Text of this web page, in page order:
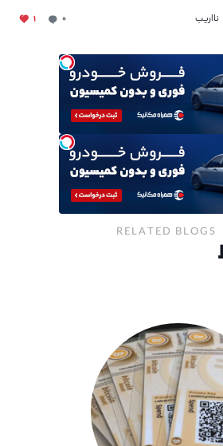
نااریب ۰ ۱
RELATED BLOGS